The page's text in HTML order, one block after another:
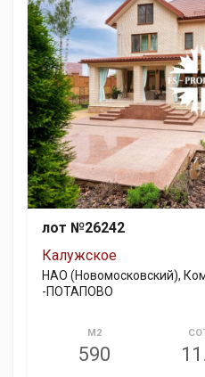
лот №26242
Калужское
НАО (Новомосковский),
-ПОТАПОВО
М2
590